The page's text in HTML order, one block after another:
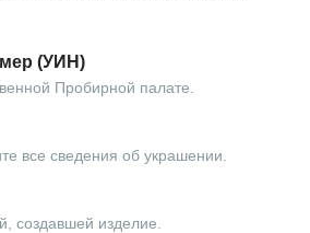
(УИН)
Пробирной палате.
все сведения об украшении.
создавшей изделие.